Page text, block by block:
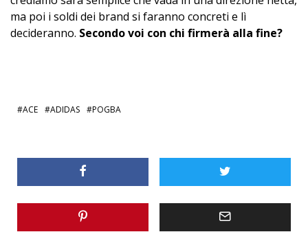
ma poi i soldi dei brand si faranno concreti e lì
decideranno. Secondo voi con chi firmerà alla fine?
ACE ADIDAS POGBA